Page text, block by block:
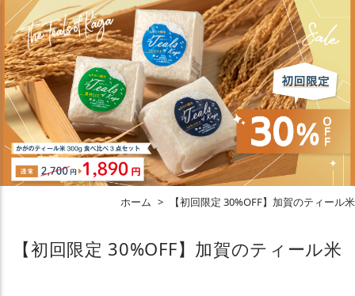
ホーム > 【初回限定 30%OFF】加賀のティール米
【初回限定 30%OFF】加賀のティール米